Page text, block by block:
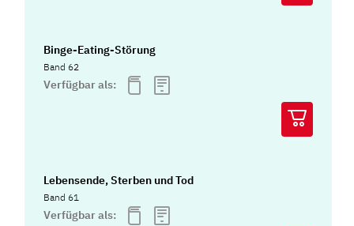
Binge-Eating-Störung
Band 62
Verfügbar als:
Lebensende, Sterben und Tod
Band 61
Verfügbar als: